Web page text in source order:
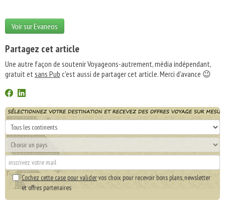
Voir sur Evaneos
Partagez cet article
Une autre façon de soutenir Voyageons-autrement, média indépendant,
gratuit etsans Pub c'est aussi de partager cet article. Merci d'avance 😉
Cochez cette case pour validervos choix pour recevoir bons plans, newsletter
et offres partenaires